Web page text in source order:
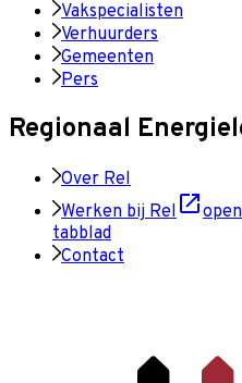
Vakspecialisten
Verhuurders
Gemeenten
Pers
Regionaal
Over Rel
Werken bij Rel
tabblad
Contact